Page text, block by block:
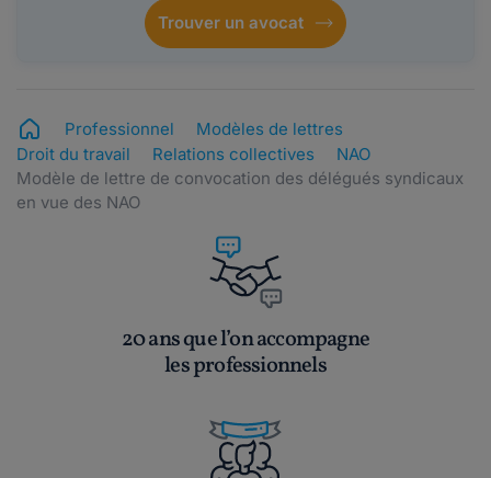
Trouver un avocat
Professionnel
Modèles de lettres
Droit du travail
Relations collectives
NAO
Modèle de lettre de convocation des délégués syndicaux
en vue des NAO
20 ans que l’on accompagne
les professionnels